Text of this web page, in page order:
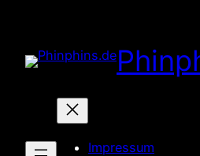
springen
Impressum